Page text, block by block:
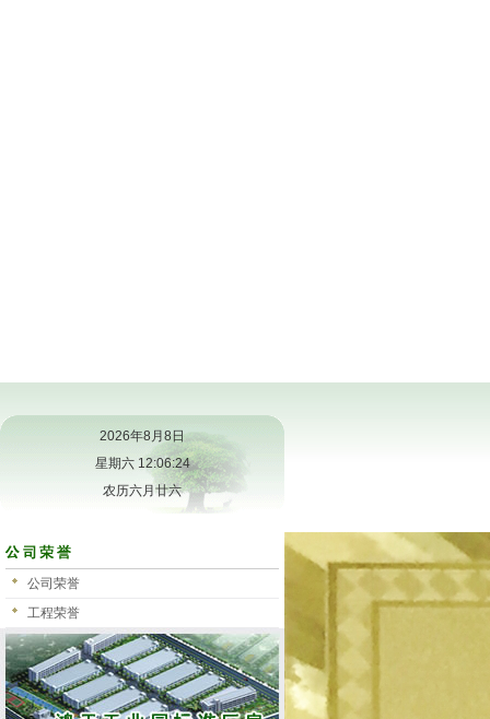
2026年8月8日
星期六 12:06:25
农历六月廿六
公司荣誉
工程荣誉